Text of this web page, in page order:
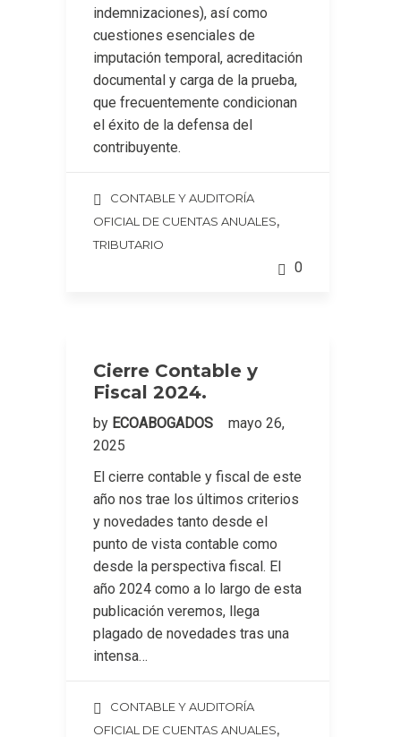
indemnizaciones), así como
cuestiones esenciales de
imputación temporal, acreditación
documental y carga de la prueba,
que frecuentemente condicionan
el éxito de la defensa del
contribuyente.
CONTABLE Y AUDITORÍA
OFICIAL DE CUENTAS ANUALES,
TRIBUTARIO
0
Cierre Contable y
Fiscal 2024.
by ECOABOGADOS
mayo 26,
2025
El cierre contable y fiscal de este
año nos trae los últimos criterios
y novedades tanto desde el
punto de vista contable como
desde la perspectiva fiscal. El
año 2024 como a lo largo de esta
publicación veremos, llega
plagado de novedades tras una
intensa…
CONTABLE Y AUDITORÍA
OFICIAL DE CUENTAS ANUALES,